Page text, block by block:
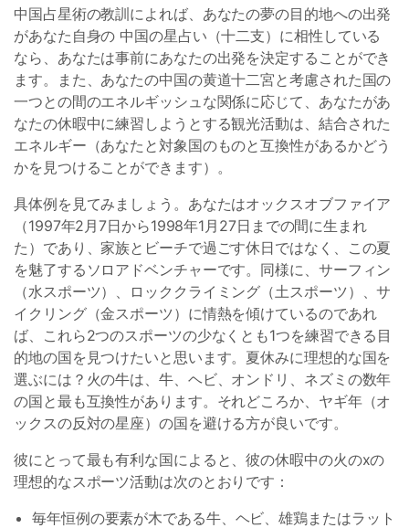
中国占星術の教訓によれば、あなたの夢の目的地への出発
があなた自身の 中国の星占い（十二支）に相性している
なら、あなたは事前にあなたの出発を決定することができ
ます。また、あなたの中国の黄道十二宮と考慮された国の
一つとの間のエネルギッシュな関係に応じて、あなたがあ
なたの休暇中に練習しようとする観光活動は、結合された
エネルギー（あなたと対象国のものと互換性があるかどう
かを見つけることができます）。
具体例を見てみましょう。あなたはオックスオブファイア
（1997年2月7日から1998年1月27日までの間に生まれ
た）であり、家族とビーチで過ごす休日ではなく、この夏
を魅了するソロアドベンチャーです。同様に、サーフィン
（水スポーツ）、ロッククライミング（土スポーツ）、サ
イクリング（金スポーツ）に情熱を傾けているのであれ
ば、これら2つのスポーツの少なくとも1つを練習できる目
的地の国を見つけたいと思います。夏休みに理想的な国を
選ぶには？火の牛は、牛、ヘビ、オンドリ、ネズミの数年
の国と最も互換性があります。それどころか、ヤギ年（オ
ックスの反対の星座）の国を避ける方が良いです。
彼にとって最も有利な国によると、彼の休暇中の火のxの
理想的なスポーツ活動は次のとおりです：
毎年恒例の要素が木である牛、ヘビ、雄鶏またはラット